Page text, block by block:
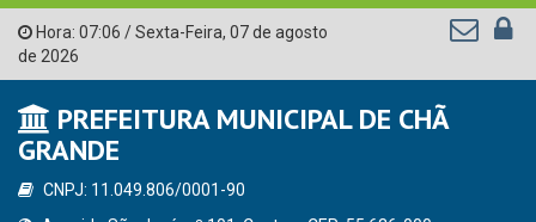
Hora: 07:06 /Sexta-Feira, 07 de agosto
de 2026
PREFEITURA MUNICIPAL DE CHÃ
GRANDE
CNPJ: 11.049.806/0001-90